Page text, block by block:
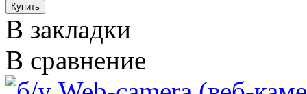
В закладки
В сравнение